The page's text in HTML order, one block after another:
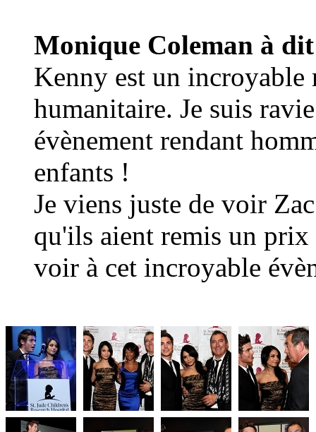
Monique Coleman à
Kenny est un incroyable
humanitaire. Je suis
évènement rendant
enfants !
Je viens juste de voir
qu'ils aient remis un
voir à cet incroyable